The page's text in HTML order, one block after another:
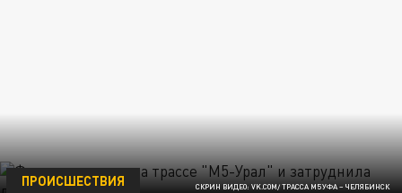
СКРИН ВИДЕО: VK.COM/ ТРАССА М5 УФА – ЧЕЛЯБИНСК
ПРОИСШЕСТВИЯ